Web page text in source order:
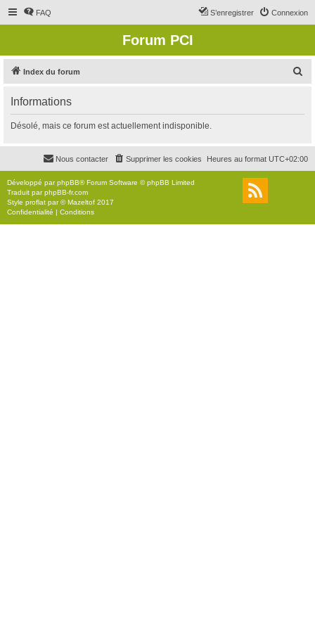
FAQ Connexion
S’enregistrer
Forum PCI
Index du forum
r
c
r
Informations
Désolé, mais ce forum est actuellement indisponible.
Heures au format UTC+02:00
Supprimer les cookies
Nous contacter
Développé parphpBB® Forum Software © phpBB Limited
Traduit parphpBB-fr.com
Style proflat par ©Mazeltof 2017
Confidentialité | Conditions